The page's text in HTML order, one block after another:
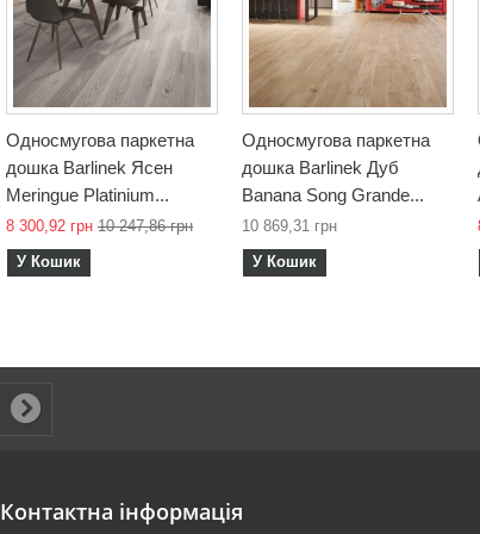
Односмугова паркетна
дошка Barlinek Ясен
Meringue Platinium...
8 300,92 грн 10 247,86 грн
У Кошик
Односмугова паркетна
дошка Barlinek Дуб
Banana Song Grande...
10 869,31 грн
У Кошик
Контактна інформація